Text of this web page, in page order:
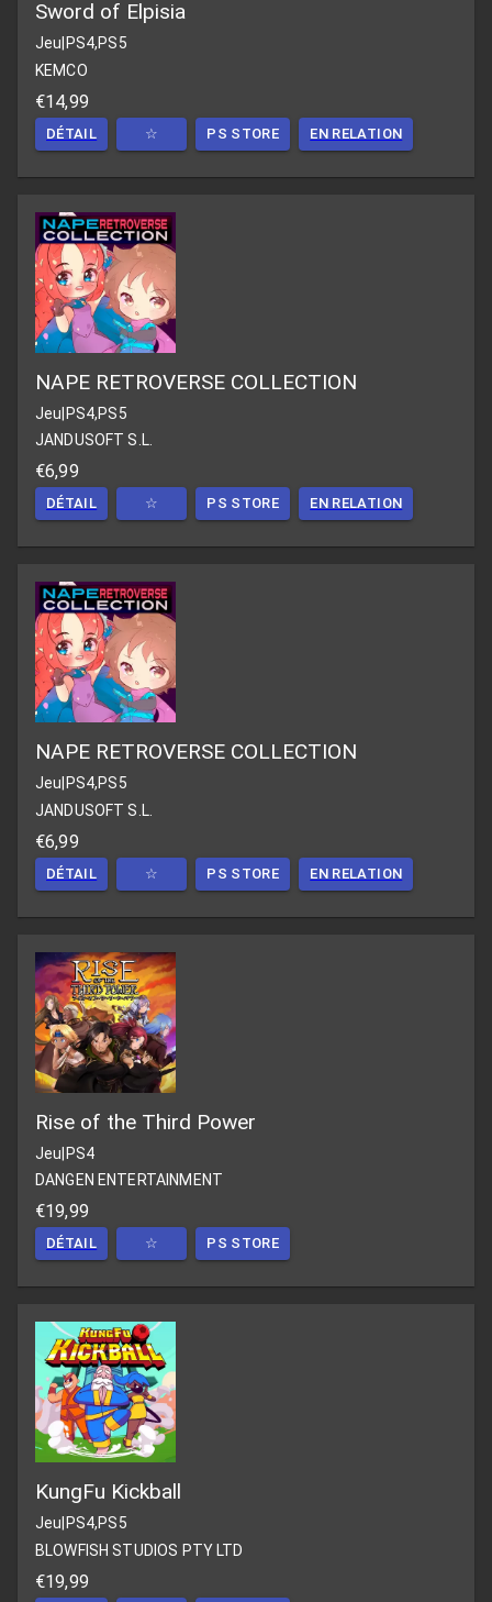
Sword of Elpisia
Jeu PS4,PS5
KEMCO
€14,99
DÉTAIL ☆ PS STORE EN RELATION
NAPE RETROVERSE COLLECTION
Jeu|PS4,PS5
JANDUSOFT S.L.
€6,99
DÉTAIL ☆ PS STORE EN RELATION
NAPE RETROVERSE COLLECTION
Jeu PS4,PS5
JANDUSOFT S.L.
€6,99
DÉTAIL ☆ PS STORE EN RELATION
Rise of the Third Power
Jeu|PS4
DANGEN ENTERTAINMENT
€19,99
DÉTAIL ☆ PS STORE
KungFu Kickball
Jeu PS4,PS5
BLOWFISH STUDIOS PTY LTD
€19,99